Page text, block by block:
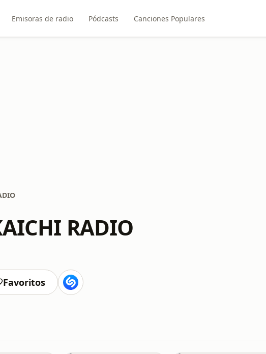
Emisoras de radio Pódcasts Canciones Populares
RADIO
Favoritos